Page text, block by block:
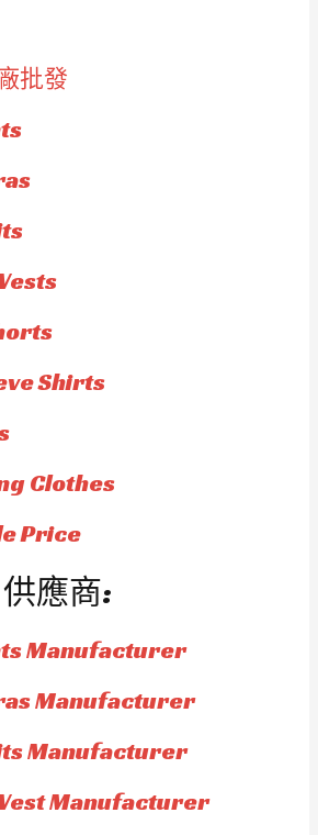
批發
Shirts
Clothes
Price
供應商:
Manufacturer
Manufacturer
Manufacturer
Manufacturer